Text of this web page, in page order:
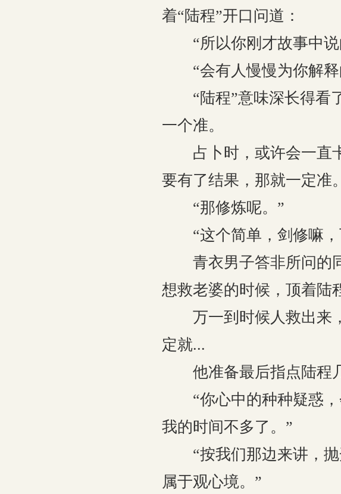
着“陆程”开口问道：
“所以你刚才故事中说
“会有人慢慢为你解释
“陆程”意味深长得看了
一个准。
占卜时，或许会一直卡
要有了结果，那就一定准。
“那修炼呢。”
“这个简单，剑修嘛，
青衣男子答非所问的同
想救老婆的时候，顶着陆
万一到时候人救出来，
定就...
他准备最后指点陆程几
“你心中的种种疑惑，
我的时间不多了。”
“按我们那边来讲，抛
属于观心境。”